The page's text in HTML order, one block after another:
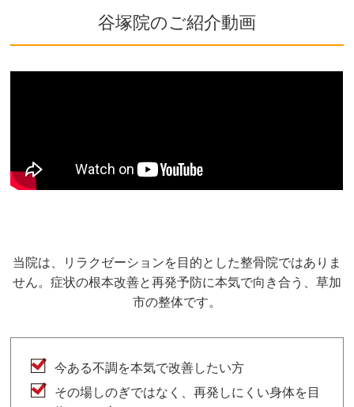
谷塚院のご紹介動画
当院は、リラクゼーションを目的とした整骨院ではありま
せん。症状の根本改善と再発予防に本気で向き合う、草加
市の整体です。
今ある不調を本気で改善したい方
その場しのぎではなく、再発しにくい身体を目